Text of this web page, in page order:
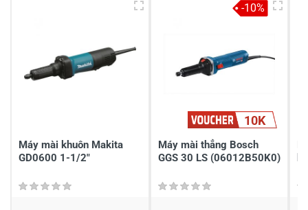
Máy mài khuôn Makita
GD0600 1-1/2"
10K
Máy mài thẳng Bosch
GGS 30 LS (06012B50K0)
-10%